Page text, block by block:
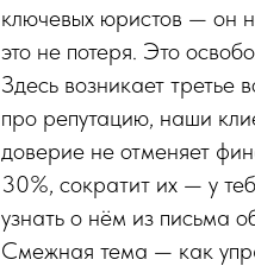
ключевых юристов — он
это не потеря. Это
Здесь возникает
про репутацию, наши
доверие не отменяет
30%, сократит их — у
узнать о нём из письма
Смежная тема — как